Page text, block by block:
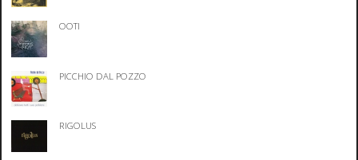
OOTI
PICCHIO DAL POZZO
RIGOLUS